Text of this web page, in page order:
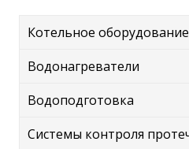
Котельное оборудование
Водонагреватели
Водоподготовка
Системы контроля